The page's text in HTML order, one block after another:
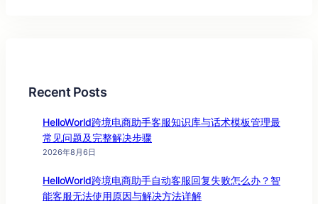
Recent Posts
HelloWorld跨境电商助手客服知识库与话术模板管理最
常见问题及完整解决步骤
2026年8月6日
HelloWorld跨境电商助手自动客服回复失败怎么办？智
能客服无法使用原因与解决方法详解